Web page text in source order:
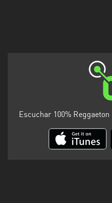
Escuchar 100% Reggaeton